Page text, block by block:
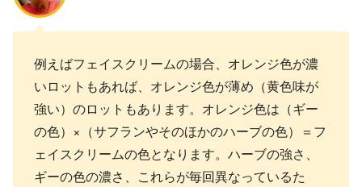
例えばフェイスクリームの場合、オレンジ色が濃
いロットもあれば、オレンジ色が薄め（黄色味が
強い）のロットもあります。オレンジ色は（ギー
の色）×（サフランやそのほかのハーブの色）＝フ
ェイスクリームの色となります。ハーブの強さ、
ギーの色の濃さ、これらが毎回異なっているた